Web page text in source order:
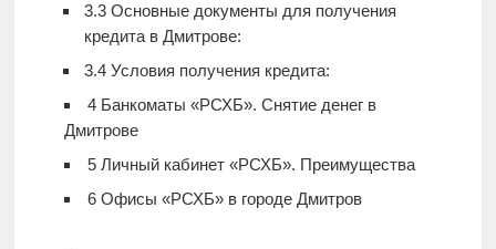
3.3Основные документы для получения
кредита в Дмитрове:
3.4Условия получения кредита:
4Банкоматы «РСХБ». Снятие денег в
Дмитрове
5Личный кабинет «РСХБ». Преимущества
6Офисы «РСХБ» в городе Дмитров